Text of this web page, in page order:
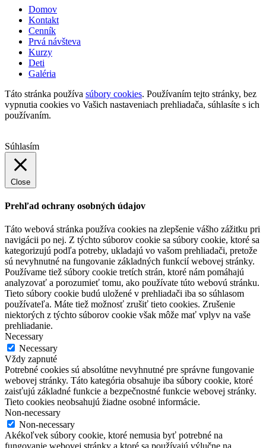
Domov
Kontakt
Cenník
Prvá návšteva
Kurzy
Deti
Galéria
Táto stránka používa súbory cookies. Používaním tejto stránky, bez
vypnutia cookies vo Vašich nastaveniach prehliadača, súhlasíte s ich
používaním.
Súhlasím
Close
Prehľad ochrany osobných údajov
Táto webová stránka používa cookies na zlepšenie vášho zážitku pri
navigácii po nej. Z týchto súborov cookie sa súbory cookie, ktoré sa
kategorizujú podľa potreby, ukladajú vo vašom prehliadači, pretože
sú nevyhnutné na fungovanie základných funkcií webovej stránky.
Používame tiež súbory cookie tretích strán, ktoré nám pomáhajú
analyzovať a porozumieť tomu, ako používate túto webovú stránku.
Tieto súbory cookie budú uložené v prehliadači iba so súhlasom
používateľa. Máte tiež možnosť zrušiť tieto cookies. Zrušenie
niektorých z týchto súborov cookie však môže mať vplyv na vaše
prehliadanie.
Necessary
Necessary
Vždy zapnuté
Potrebné cookies sú absolútne nevyhnutné pre správne fungovanie
webovej stránky. Táto kategória obsahuje iba súbory cookie, ktoré
zaisťujú základné funkcie a bezpečnostné funkcie webovej stránky.
Tieto cookies neobsahujú žiadne osobné informácie.
Non-necessary
Non-necessary
Akékoľvek súbory cookie, ktoré nemusia byť potrebné na
fungovanie webovej stránky a ktoré sa používajú výlučne na